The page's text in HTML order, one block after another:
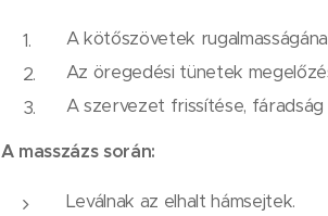
A kötőszövetek
Az öregedési tünetek
A szervezet frissítése,
A masszázs során:
Leválnak az elhalt hámsejtek.